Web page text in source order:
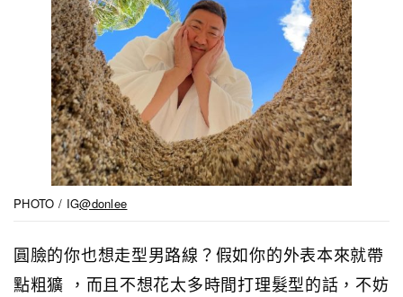
PHOTO / IG@donlee
圓臉的你也想走型男路線？假如你的外表本來就帶
點粗獷 ，而且不想花太多時間打理髮型的話，不妨